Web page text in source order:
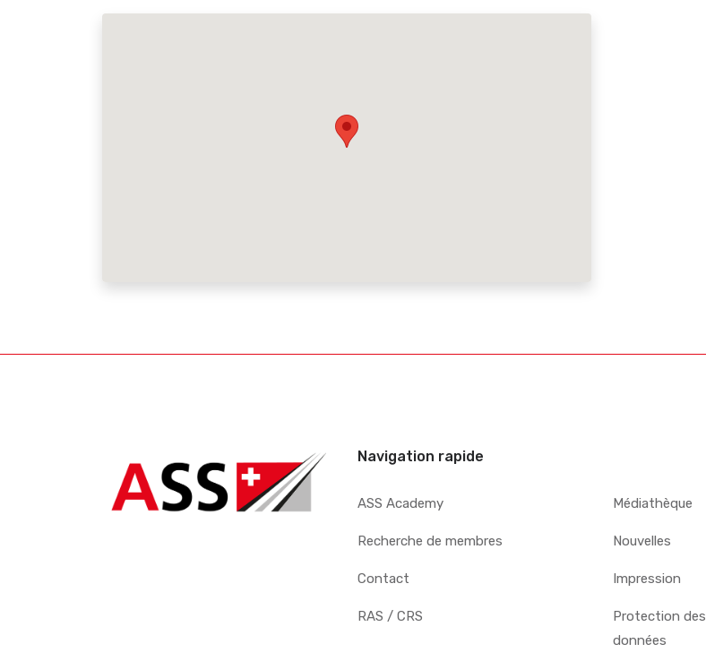
Navigation rapide
ASS Academy
Recherche de membres
Contact
RAS / CRS
Médiathèque
Nouvelles
Impression
Protection des
données